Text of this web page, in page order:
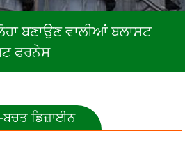
ਬਣਾਉਣ ਵਾਲੀਆਂ ਬਲਾਸਟ
ਫਰਨੇਸ
ਡਿਜ਼ਾਈਨ